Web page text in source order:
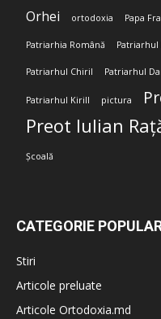
Orhei ortodoxia Papa
Patriarhia Română
Patriarhul Chiril Patriarhul
Patriarhul Kirill pictura
Preot Iulian
Școală
CATEGORIE
Stiri
Articole preluate
Articole Ortodoxia.md